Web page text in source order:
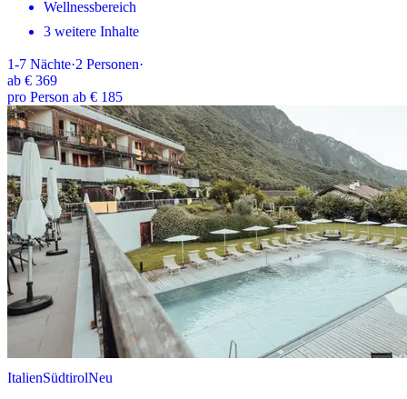
Wellnessbereich
3 weitere Inhalte
1-7 Nächte·2 Personen·
ab € 369
pro Person ab € 185
ItalienSüdtirolNeu